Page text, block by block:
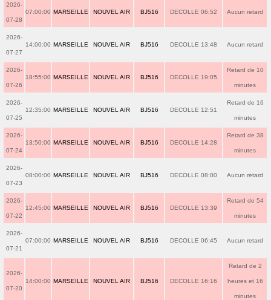
2026-
07-28
07:00:00 MARSEILLE NOUVEL AIR BJ516 DECOLLE 06:52 Aucun retard
2026-
07-27
14:00:00 MARSEILLE NOUVEL AIR BJ516 DECOLLE 13:48 Aucun retard
2026-
07-26
18:55:00 MARSEILLE NOUVEL AIR BJ516 DECOLLE 19:05
Retard de 10
minutes
2026-
07-25
12:35:00 MARSEILLE NOUVEL AIR BJ516 DECOLLE 12:51
Retard de 16
minutes
2026-
07-24
13:50:00 MARSEILLE NOUVEL AIR BJ516 DECOLLE 14:28
Retard de 38
minutes
2026-
07-23
08:00:00 MARSEILLE NOUVEL AIR BJ516 DECOLLE 08:00 Aucun retard
2026-
07-22
12:45:00 MARSEILLE NOUVEL AIR BJ516 DECOLLE 13:39
Retard de 54
minutes
2026-
07-21
07:00:00 MARSEILLE NOUVEL AIR BJ516 DECOLLE 06:45 Aucun retard
2026-
07-20
14:00:00 MARSEILLE NOUVEL AIR BJ516 DECOLLE 16:16
Retard de 2
heures et 16
minutes